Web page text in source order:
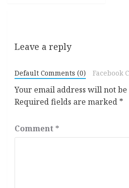
Leave a reply
Default Comments (0) Facebook
Your email address will not
Required fields are marked *
Comment *